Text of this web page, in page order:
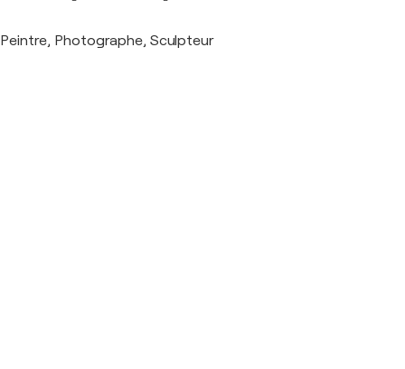
Peintre, Photographe, Sculpteur